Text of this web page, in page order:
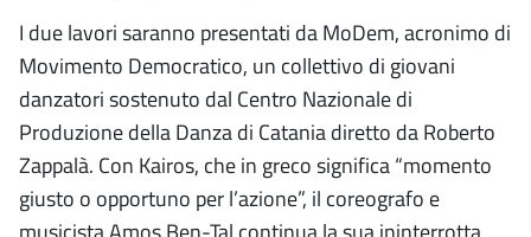
I due lavori saranno presentati da MoDem, acronimo di
Movimento Democratico, un collettivo di giovani
danzatori sostenuto dal Centro Nazionale di
Produzione della Danza di Catania diretto da Roberto
Zappalà. Con Kairos, che in greco significa “momento
giusto o opportuno per l’azione”, il coreografo e